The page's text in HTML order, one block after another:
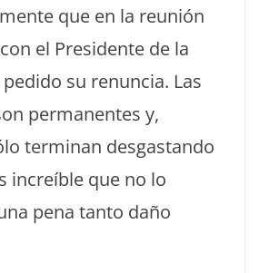
que en la reunión
el Presidente de la
su renuncia. Las
permanentes y,
terminan desgastando
increíble que no lo
pena tanto daño